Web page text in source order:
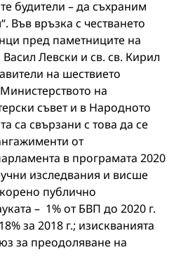
будители – да съхраним
Във връзка с честването
пред паметниците на
Левски и св. св. Кирил
на шествието
на
съвет и в Народното
са свързани с това да се
от
в програмата 2020
изследвания и висше
публично
– 1% от БВП до 2020 г.
за 2018 г.; изискванията
за преодоляване на